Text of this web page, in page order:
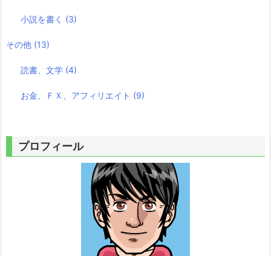
小説を書く (3)
その他 (13)
読書、文学 (4)
お金、ＦＸ、アフィリエイト (9)
プロフィール